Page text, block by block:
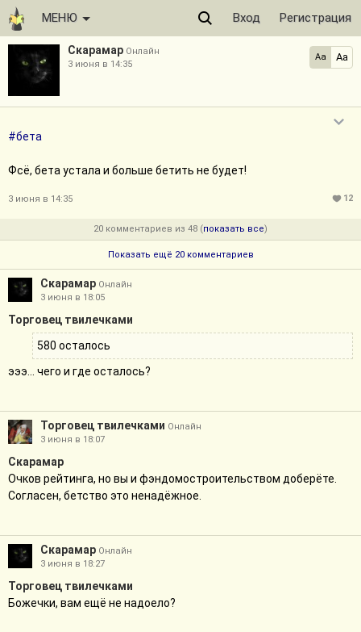
МЕНЮ Вход Регистрация
Скарамар Онлайн
3 июня в 14:35
Aa Aa
#бета
Фсё, бета устала и больше бетить не будет!
3 июня в 14:35 12
20 комментариев из 48 (показать все)
Показать ещё 20 комментариев
Скарамар Онлайн
3 июня в 18:05
Торговец твилечками
580 осталось
эээ... чего и где осталось?
Торговец твилечками Онлайн
3 июня в 18:07
Скарамар
Очков рейтинга, но вы и фэндомостроительством доберёте.
Согласен, бетство это ненадёжное.
Скарамар Онлайн
3 июня в 18:27
Торговец твилечками
Божечки, вам ещё не надоело?